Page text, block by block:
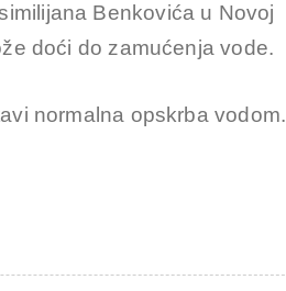
Benkovića u Novoj
doći do zamućenja vode.
normalna opskrba vodom.